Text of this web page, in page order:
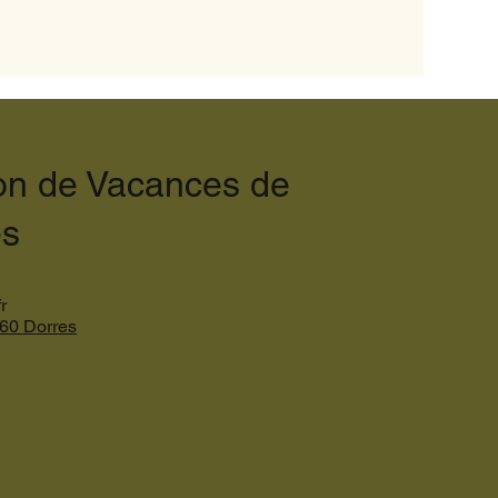
de Vacances de
Dorres